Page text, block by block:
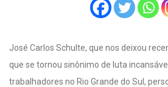
José Carlos Schulte, que nos deixou
que se tornou sinônimo de luta
trabalhadores no Rio Grande do Sul,